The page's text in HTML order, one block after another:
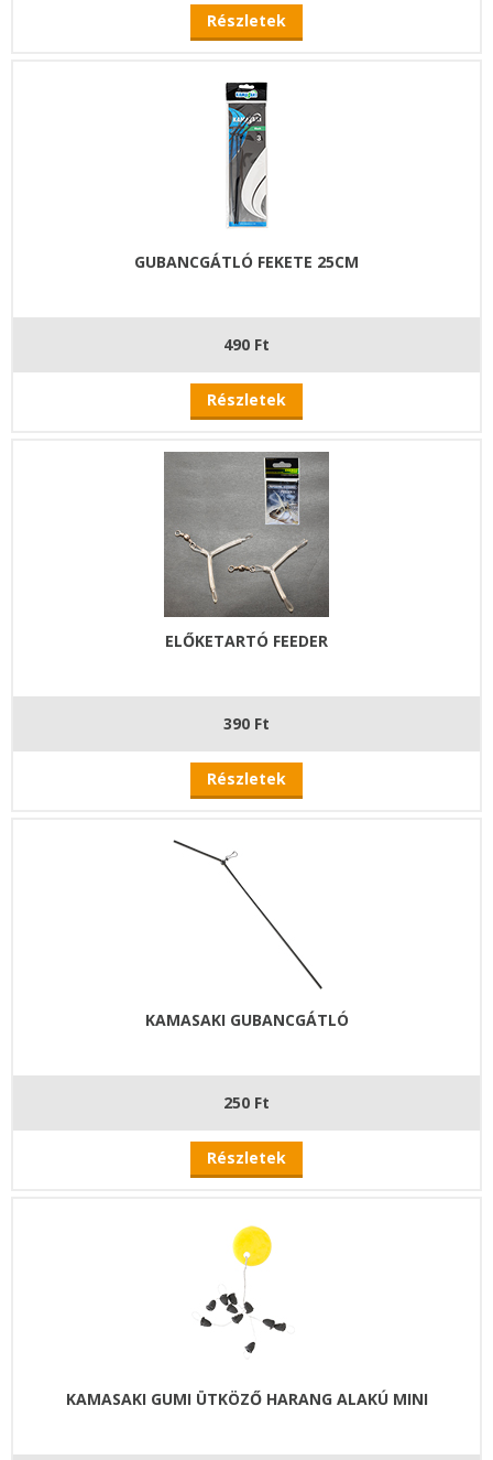
Részletek
GUBANCGÁTLÓ FEKETE 25CM
490 Ft
Részletek
ELŐKETARTÓ FEEDER
390 Ft
Részletek
KAMASAKI GUBANCGÁTLÓ
250 Ft
Részletek
KAMASAKI GUMI ÜTKÖZŐ HARANG ALAKÚ MINI